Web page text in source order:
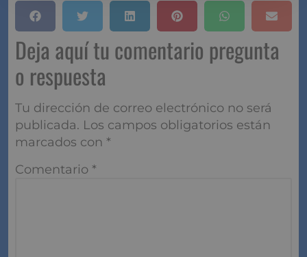
Deja aquí tu comentario pregunta
o respuesta
Tu dirección de correo electrónico no será
publicada. Los campos obligatorios están
marcados con *
Comentario *